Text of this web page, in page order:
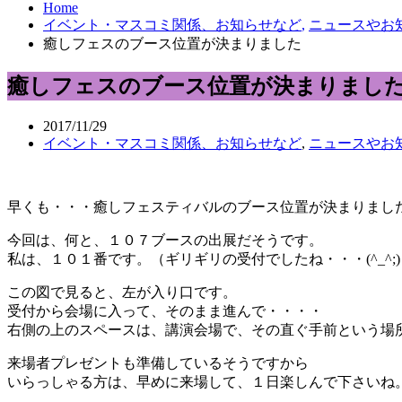
Home
イベント・マスコミ関係、お知らせなど, ニュースやお
癒しフェスのブース位置が決まりました
癒しフェスのブース位置が決まりまし
2017/11/29
イベント・マスコミ関係、お知らせなど, ニュースやお
早くも・・・癒しフェスティバルのブース位置が決まりまし
今回は、何と、１０７ブースの出展だそうです。
私は、１０１番です。（ギリギリの受付でしたね・・・(^_^;)
この図で見ると、左が入り口です。
受付から会場に入って、そのまま進んで・・・・
右側の上のスペースは、講演会場で、その直ぐ手前という場
来場者プレゼントも準備しているそうですから
いらっしゃる方は、早めに来場して、１日楽しんで下さいね。